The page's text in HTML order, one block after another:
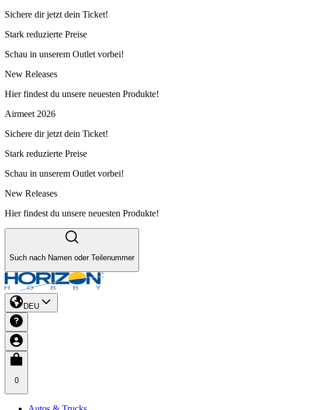
Sichere dir jetzt dein Ticket!
Stark reduzierte Preise
Schau in unserem Outlet vorbei!
New Releases
Hier findest du unsere neuesten Produkte!
Airmeet 2026
Sichere dir jetzt dein Ticket!
Stark reduzierte Preise
Schau in unserem Outlet vorbei!
New Releases
Hier findest du unsere neuesten Produkte!
Such nach Namen oder Teilenummer
DEU
0